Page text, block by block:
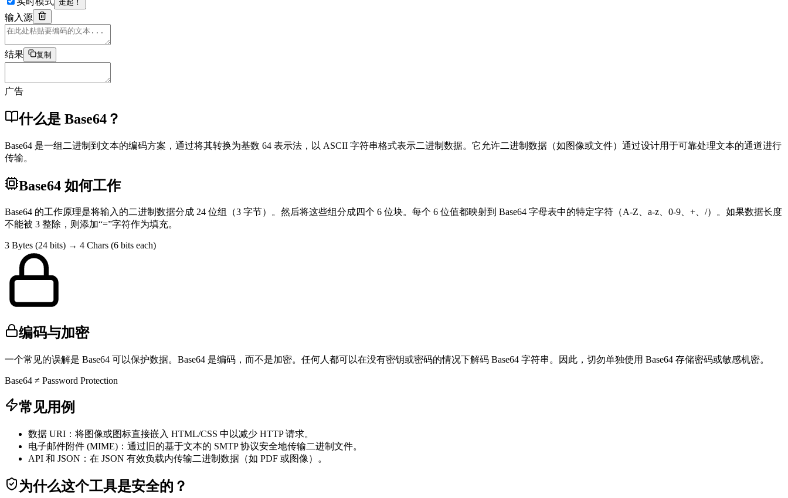
走起！
输入源
结果 复制
广告
什么是 Base64？
Base64 是一组二进制到文本的编码方案，通过将其转换为基数 64 表示法，以 ASCII 字符串格式表示二进制数据。它允许二进制数据（如图像或文件）通过设计用于可靠处理文本的通道进行
传输。
Base64 如何工作
Base64 的工作原理是将输入的二进制数据分成 24 位组（3 字节）。然后将这些组分成四个 6 位块。每个 6 位值都映射到 Base64 字母表中的特定字符（A-Z、a-z、0-9、+、/）。如果数据长度
不能被 3 整除，则添加“=”字符作为填充。
3 Bytes (24 bits) → 4 Chars (6 bits each)
编码与加密
一个常见的误解是 Base64 可以保护数据。Base64 是编码，而不是加密。任何人都可以在没有密钥或密码的情况下解码 Base64 字符串。因此，切勿单独使用 Base64 存储密码或敏感机密。
Base64 ≠ Password Protection
常见用例
数据 URI：将图像或图标直接嵌入 HTML/CSS 中以减少 HTTP 请求。
电子邮件附件 (MIME)：通过旧的基于文本的 SMTP 协议安全地传输二进制文件。
API 和 JSON：在 JSON 有效负载内传输二进制数据（如 PDF 或图像）。
为什么这个工具是安全的？